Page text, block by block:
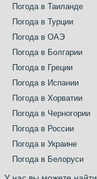
Погода в Таиланде
Погода в Турции
Погода в ОАЭ
Погода в Болгарии
Погода в Греции
Погода в Испании
Погода в Хорватии
Погода в Черногории
Погода в России
Погода в Украине
Погода в Белоруси